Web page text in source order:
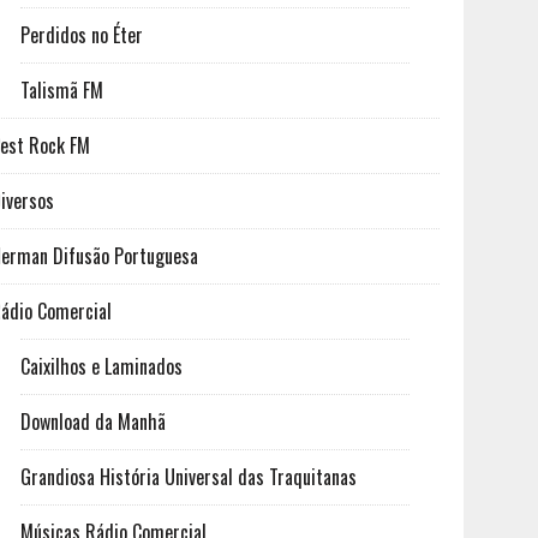
Perdidos no Éter
Talismã FM
Rock FM
Difusão Portuguesa
Comercial
Caixilhos e Laminados
Download da Manhã
Grandiosa História Universal das Traquitanas